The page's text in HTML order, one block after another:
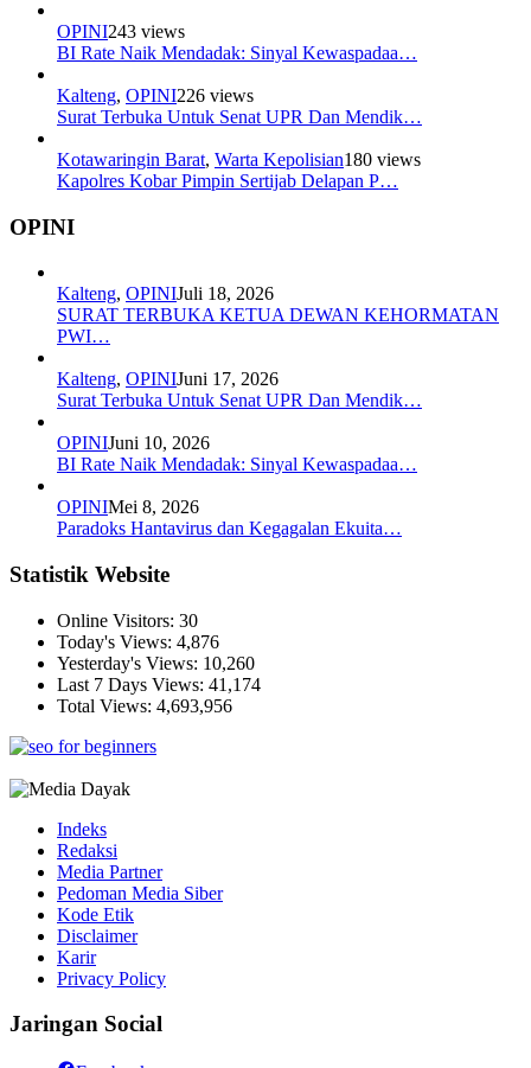
OPINI243 views
BI Rate Naik Mendadak: Sinyal Kewaspadaa…
Kalteng, OPINI226 views
Surat Terbuka Untuk Senat UPR Dan Mendik…
Kotawaringin Barat, Warta Kepolisian180 views
Kapolres Kobar Pimpin Sertijab Delapan P…
OPINI
Kalteng, OPINIJuli 18, 2026
SURAT TERBUKA KETUA DEWAN KEHORMATAN
PWI…
Kalteng, OPINIJuni 17, 2026
Surat Terbuka Untuk Senat UPR Dan Mendik…
OPINIJuni 10, 2026
BI Rate Naik Mendadak: Sinyal Kewaspadaa…
OPINIMei 8, 2026
Paradoks Hantavirus dan Kegagalan Ekuita…
Statistik Website
Online Visitors: 30
Today's Views: 4,876
Yesterday's Views: 10,260
Last 7 Days Views: 41,174
Total Views: 4,693,956
Indeks
Redaksi
Media Partner
Pedoman Media Siber
Kode Etik
Disclaimer
Karir
Privacy Policy
Jaringan Social